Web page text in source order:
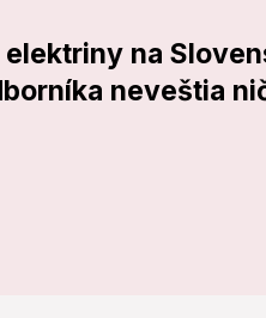
na
neveštia